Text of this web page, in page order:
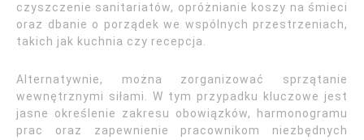
czyszczenie sanitariatów, opróżnianie koszy na śmieci
oraz dbanie o porządek we wspólnych przestrzeniach,
takich jak kuchnia czy recepcja.
Alternatywnie, można zorganizować sprzątanie
wewnętrznymi siłami. W tym przypadku kluczowe jest
jasne określenie zakresu obowiązków, harmonogramu
prac oraz zapewnienie pracownikom niezbędnych